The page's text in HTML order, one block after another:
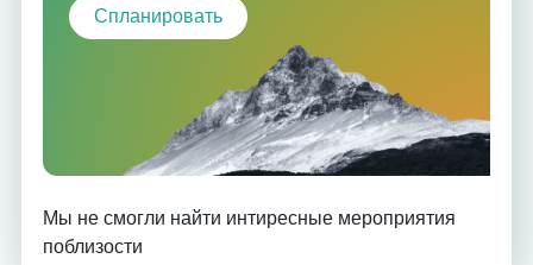
Спланировать
Мы не смогли найти интиресные мероприятия
поблизости